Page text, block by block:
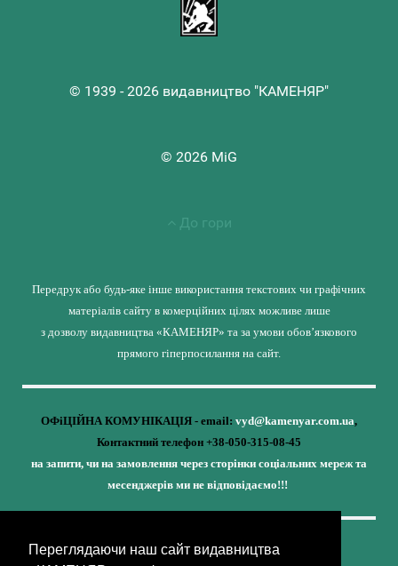
Переглядаючи наш сайт видавництва
© 1939 - 2026 видавництво "КАМЕНЯР"
© 2026 MiG
До гори
Передрук або будь-яке інше використання текстових чи графічних
матеріалів сайту в комерційних цілях можливе лише
з дозволу видавництва «КАМЕНЯР» та за умови обов’язкового
прямого гіперпосилання на сайт.
ОФіЦІЙНА КОМУНІКАЦІЯ - email: vyd@kamenyar.com.ua,
Контактний телефон +38-050-315-08-45
на запити, чи на замовлення через сторінки соціальних мереж та
месенджерів ми не відповідаємо!!!
Кожне наше видання - це внесок у спротив,